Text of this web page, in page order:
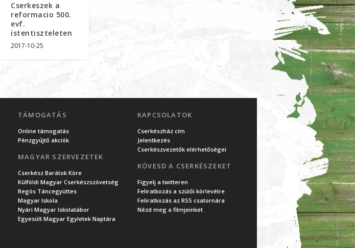
Cserkeszek a
reformacio 500.
evf.
istentiszteleten
2017-10-25
TÁMOGATÁS
Online támogatás
Pénzgyűjtő akciók
MAGYAR SZERVEZETEK
Cserkész Barátok Köre
Külföldi Magyar Cserkészszövetség
Regös Táncegyüttes
Magyar Iskola
Nyári Magyar Iskolatábor
Egyesült Magyar Egyletek Naptára
KAPCSOLATOK
Cserkészház cím
Jelentkezés
Cserkészvezetők elérhetőségei
KÖVESD A CSERKÉSZEKET
Figyelj a twitteren
Feliratkozás a szülői körlevélre
Feliratkozás az RSS csatornára
Nézd meg a filmjeinket